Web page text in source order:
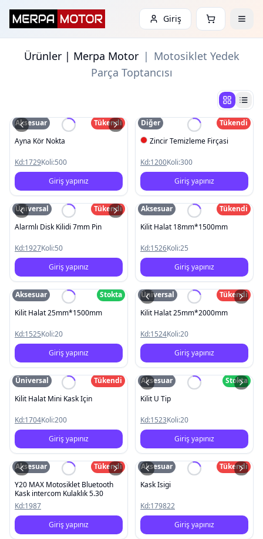
Giriş
Ürünler | Merpa Motor | Motosiklet Yedek
Parça Toptancısı
Aksesuar
Tükendi
Ayna Kör Nokta
Kd:1729Koli:500
Giriş yapınız
Diğer
Tükendi
Zincir Temizleme Firçasi
Kd:1200Koli:300
Giriş yapınız
Üniversal
Tükendi
Alarmlı Disk Kilidi 7mm Pin
Kd:1927Koli:50
Giriş yapınız
Aksesuar
Tükendi
Kilit Halat 18mm*1500mm
Kd:1526Koli:25
Giriş yapınız
Aksesuar
Stokta
Kilit Halat 25mm*1500mm
Kd:1525Koli:20
Giriş yapınız
Üniversal
Tükendi
Kilit Halat 25mm*2000mm
Kd:1524Koli:20
Giriş yapınız
Üniversal
Tükendi
Kilit Halat Mini Kask Için
Kd:1704Koli:200
Giriş yapınız
Aksesuar
Stokta
Kilit U Tip
Kd:1523Koli:20
Giriş yapınız
Aksesuar
Tükendi
Y20 MAX Motosiklet Bluetooth
Kask intercom Kulaklık 5.30
Kd:1987
Giriş yapınız
Aksesuar
Tükendi
Kask Isigi
Kd:179822
Giriş yapınız